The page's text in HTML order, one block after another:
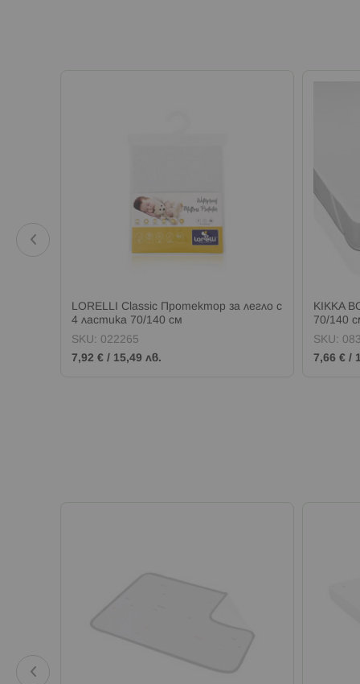
LORELLI Classic Протектор за легло с
4 ластика 70/140 см
SKU: 022265
7,92 € / 15,49 лв.
KIKKA
70/140
SKU:
7,66 € /